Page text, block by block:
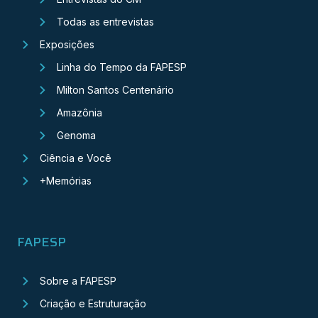
Todas as entrevistas
Exposições
Linha do Tempo da FAPESP
Milton Santos Centenário
Amazônia
Genoma
Ciência e Você
+Memórias
FAPESP
Sobre a FAPESP
Criação e Estruturação